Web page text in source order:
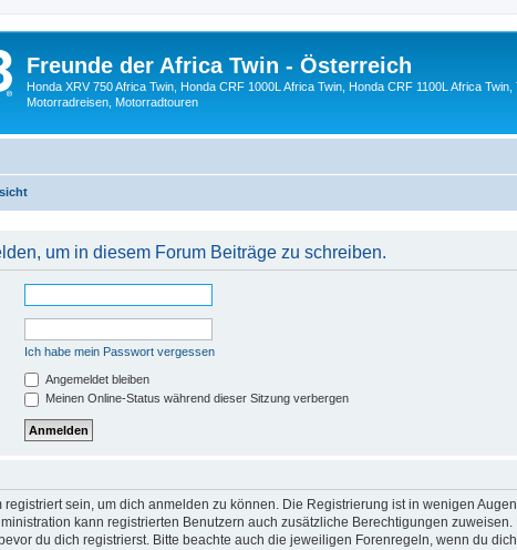
Freunde der Africa Twin - Österreich
Honda XRV 750 Africa Twin, Honda CRF 1000L Africa Twin, Honda CRF 1100L Africa
Motorradreisen, Motorradtouren
um in diesem Forum Beiträge zu schreiben.
Ich habe mein Passwort vergessen
Angemeldet bleiben
Meinen Online-Status während dieser Sitzung verbergen
registriert sein, um dich anmelden zu können. Die Registrierung ist in wenigen
kann registrierten Benutzern auch zusätzliche Berechtigungen
du dich registrierst. Bitte beachte auch die jeweiligen Forenregeln, wenn du